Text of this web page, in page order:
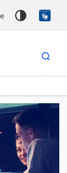
Dados
para
chave